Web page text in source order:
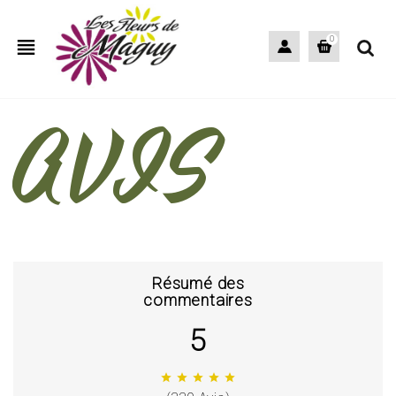
view_headline 0
AVIS
Résumé des
commentaires
5
star star star star star